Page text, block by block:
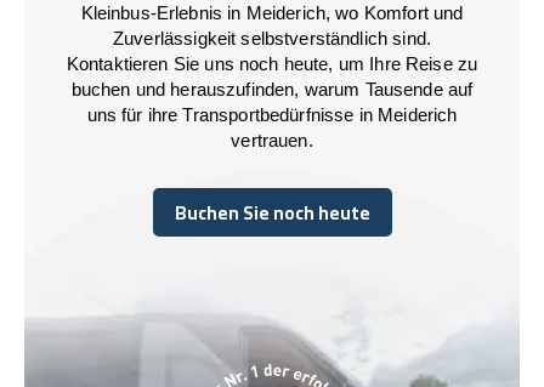
Kleinbus-Erlebnis in Meiderich, wo Komfort und
Zuverlässigkeit selbstverständlich sind.
Kontaktieren Sie uns noch heute, um Ihre Reise zu
buchen und herauszufinden, warum Tausende auf
uns für ihre Transportbedürfnisse in Meiderich
vertrauen.
Buchen Sie noch heute
Buchen Sie noch heute